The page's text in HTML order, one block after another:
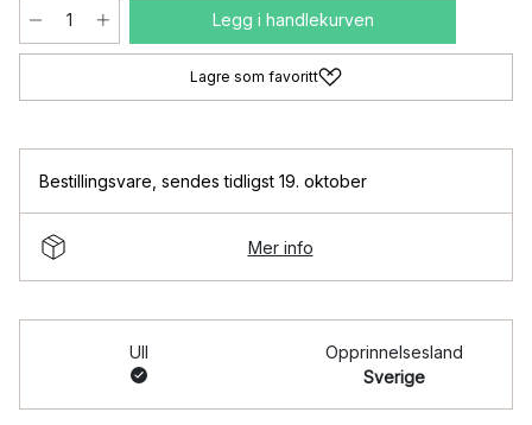
Legg i handlekurven
Lagre som favoritt
Bestillingsvare sendes tidligst 19. oktober
Mer info
Ull
Opprinnelsesland
Sverige